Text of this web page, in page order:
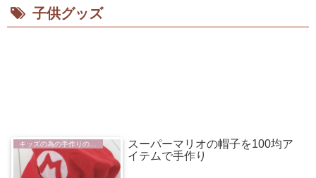
子供グッズ
スーパーマリオの帽子を100均ア
イテムで手作り